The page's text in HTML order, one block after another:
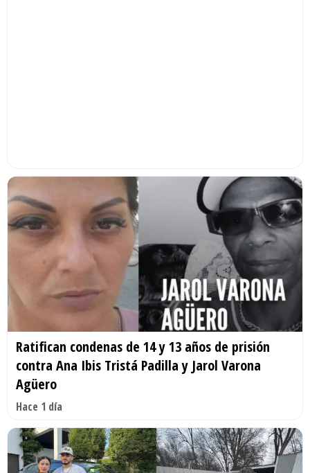
Ratifican condenas de 14 y 13 años de prisión
contra Ana Ibis Tristá Padilla y Jarol Varona
Agüero
Hace 1 día